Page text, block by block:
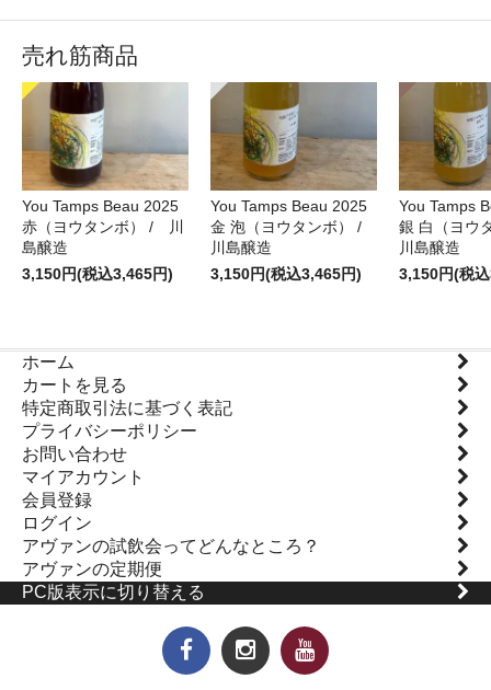
売れ筋商品
You Tamps Beau 2025
赤（ヨウタンボ） / 川
島醸造
3,150円(税込3,465円)
You Tamps Beau 2025
金 泡（ヨウタンボ） /
川島醸造
3,150円(税込3,465円)
You Tamps
銀 白（ヨ
川島醸造
3,150円(税
ホーム
カートを見る
特定商取引法に基づく表記
プライバシーポリシー
お問い合わせ
マイアカウント
会員登録
ログイン
アヴァンの試飲会ってどんなところ？
アヴァンの定期便
PC版表示に切り替える